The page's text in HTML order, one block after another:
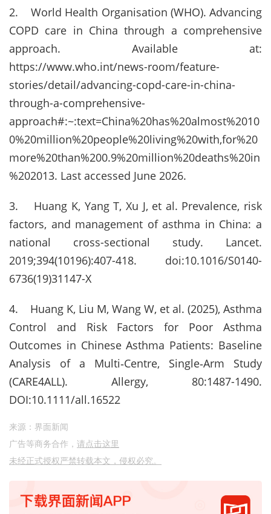
2. World Health Organisation (WHO). Advancing
COPD care in China through a comprehensive
approach. Available at:
https://www.who.int/news-room/feature-
stories/detail/advancing-copd-care-in-china-
through-a-comprehensive-
approach#:~:text=China%20has%20almost%2010
0%20million%20people%20living%20with,for%20
more%20than%200.9%20million%20deaths%20in
%202013. Last accessed June 2026.
3. Huang K, Yang T, Xu J, et al. Prevalence, risk
factors, and management of asthma in China: a
national cross-sectional study. Lancet.
2019;394(10196):407-418. doi:10.1016/S0140-
6736(19)31147-X
4. Huang K, Liu M, Wang W, et al. (2025), Asthma
Control and Risk Factors for Poor Asthma
Outcomes in Chinese Asthma Patients: Baseline
Analysis of a Multi‐Centre, Single‐Arm Study
(CARE4ALL). Allergy, 80:1487-1490.
DOI:10.1111/all.16522
来源：界面新闻
广告等商务合作， 请点击这里
未经正式授权严禁转载本文，侵权必究。